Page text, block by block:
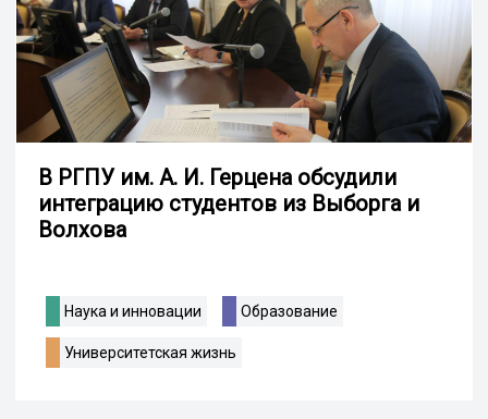
В РГПУ им. А. И. Герцена обсудили
интеграцию студентов из Выборга и
Волхова
Наука и инновации Образование
Университетская жизнь